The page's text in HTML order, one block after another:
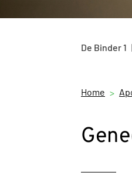
De Binder1
Home